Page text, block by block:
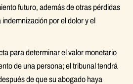
futuro, además de otras pérdidas
por el dolor y el
para determinar el valor monetario
de una persona; el tribunal tendrá
de que su abogado haya